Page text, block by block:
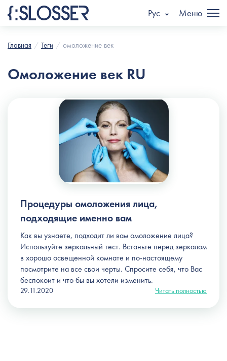
Рус Меню
Главная Теги омоложение век
Омоложение век RU
Процедуры омоложения лица,
подходящие именно вам
Как вы узнаете, подходит ли вам омоложение лица?
Используйте зеркальный тест. Встаньте перед зеркалом
в хорошо освещенной комнате и по-настоящему
посмотрите на все свои черты. Спросите себя, что Вас
беспокоит и что бы вы хотели изменить.
29.11.2020 Читать полностью